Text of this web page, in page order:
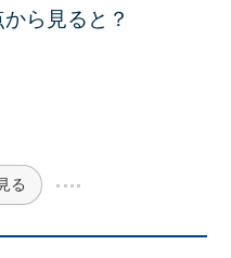
ら見ると？
る